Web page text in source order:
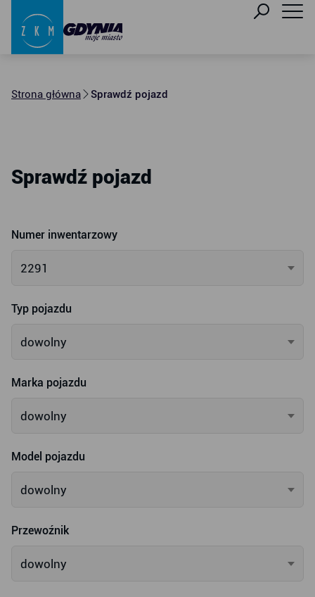
Strona główna Sprawdź pojazd
Sprawdź pojazd
Numer inwentarzowy
2291
Typ pojazdu
dowolny
Marka pojazdu
dowolny
Model pojazdu
dowolny
Przewoźnik
dowolny